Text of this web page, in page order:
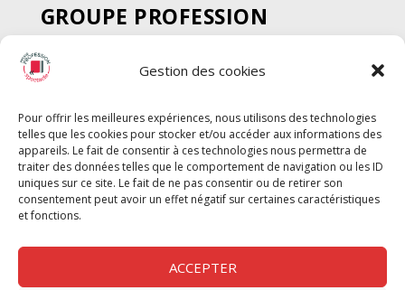
Gestion des cookies
Pour offrir les meilleures expériences, nous utilisons des technologies
telles que les cookies pour stocker et/ou accéder aux informations des
appareils. Le fait de consentir à ces technologies nous permettra de
traiter des données telles que le comportement de navigation ou les ID
uniques sur ce site. Le fait de ne pas consentir ou de retirer son
consentement peut avoir un effet négatif sur certaines caractéristiques
et fonctions.
ACCEPTER
GROUPE PROFESSION
SPECTACLE
Chèque Intermittents
Chèque Compta
Chèque Emploi Spectacle
G-Pods
Profession Audio-visuel